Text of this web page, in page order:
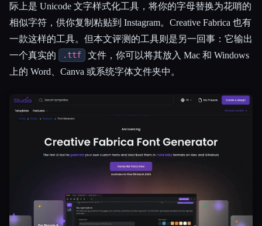
际上是 Unicode 文字样式化工具，将你的字母替换为花哨的
相似字符，供你复制粘贴到 Instagram。Creative Fabrica 也有
一款这样的工具。但本文评测的工具则是另一回事：它输出
一个真实的
.ttf
文件，你可以将其放入 Mac 和 Windows
上的 Word、Canva 或系统字体文件夹中。